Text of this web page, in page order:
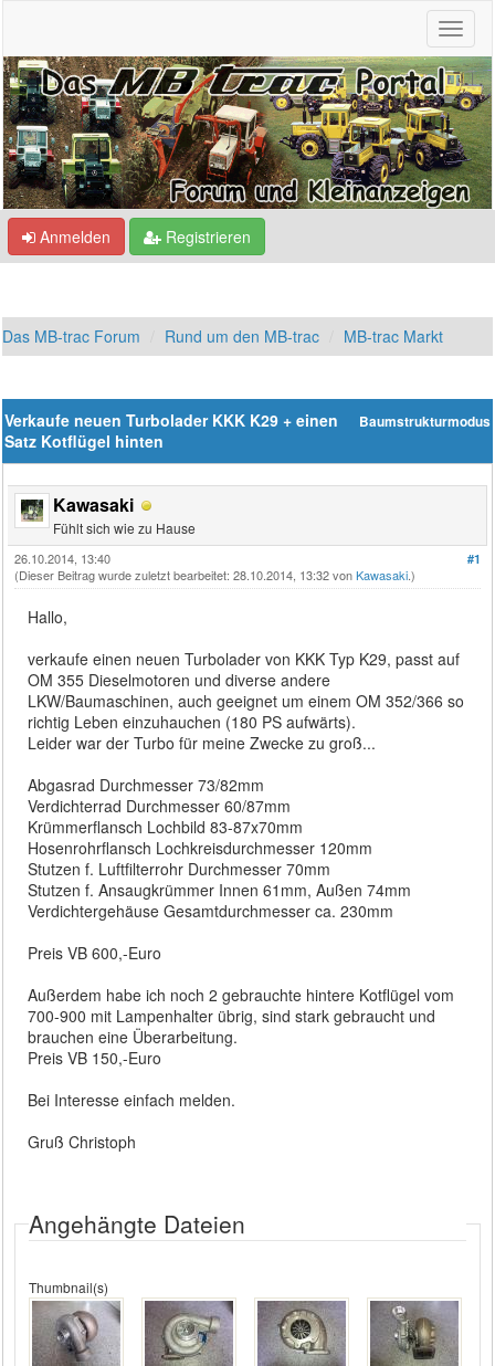
Anmelden Registrieren
Das MB-trac Forum Rund um den MB-trac MB-trac Markt
Baumstrukturmodus
Verkaufe neuen Turbolader KKK K29 + einen
Satz Kotflügel hinten
Kawasaki
Fühlt sich wie zu Hause
#1
26.10.2014, 13:40
(Dieser Beitrag wurde zuletzt bearbeitet: 28.10.2014, 13:32 vonKawasaki.)
Hallo,
verkaufe einen neuen Turbolader von KKK Typ K29, passt auf
OM 355 Dieselmotoren und diverse andere
LKW/Baumaschinen, auch geeignet um einem OM 352/366 so
richtig Leben einzuhauchen (180 PS aufwärts).
Leider war der Turbo für meine Zwecke zu groß...
Abgasrad Durchmesser 73/82mm
Verdichterrad Durchmesser 60/87mm
Krümmerflansch Lochbild 83-87x70mm
Hosenrohrflansch Lochkreisdurchmesser 120mm
Stutzen f. Luftfilterrohr Durchmesser 70mm
Stutzen f. Ansaugkrümmer Innen 61mm, Außen 74mm
Verdichtergehäuse Gesamtdurchmesser ca. 230mm
Preis VB 600,-Euro
Außerdem habe ich noch 2 gebrauchte hintere Kotflügel vom
700-900 mit Lampenhalter übrig, sind stark gebraucht und
brauchen eine Überarbeitung.
Preis VB 150,-Euro
Bei Interesse einfach melden.
Gruß Christoph
Angehängte Dateien
Thumbnail(s)